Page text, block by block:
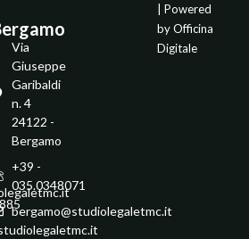
Via
Giuseppe
Garibaldi
n. 4
24122 -
Bergamo
+39 -
035.0348071
bergamo@studiolegaletmc.it
| Powered
byOfficina
Digitale